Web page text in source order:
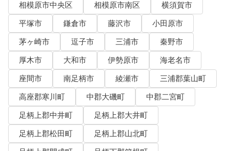
相模原市中央区
相模原市南区
横須賀市
平塚市
鎌倉市 藤沢市
小田原市
茅ヶ崎市
逗子市 三浦市
秦野市
厚木市
大和市 伊勢原市
海老名市
座間市
南足柄市 綾瀬市
三浦郡葉山町
高座郡寒川町
中郡大磯町
中郡二宮町
足柄上郡中井町
足柄上郡大井町
足柄上郡松田町
足柄上郡山北町